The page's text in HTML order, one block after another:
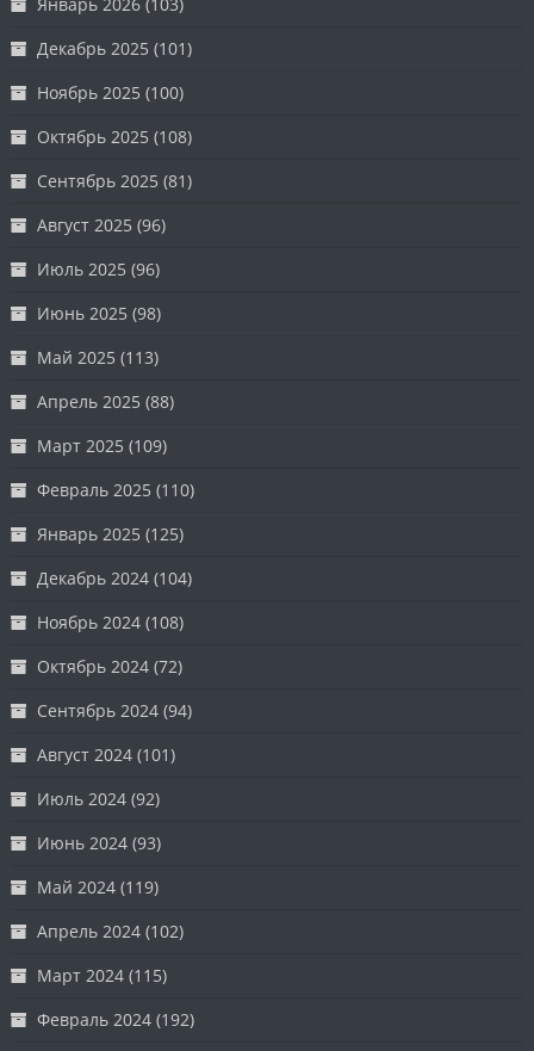
Январь 2026 (103)
Декабрь 2025 (101)
Ноябрь 2025 (100)
Октябрь 2025 (108)
Сентябрь 2025 (81)
Август 2025 (96)
Июль 2025 (96)
Июнь 2025 (98)
Май 2025 (113)
Апрель 2025 (88)
Март 2025 (109)
Февраль 2025 (110)
Январь 2025 (125)
Декабрь 2024 (104)
Ноябрь 2024 (108)
Октябрь 2024 (72)
Сентябрь 2024 (94)
Август 2024 (101)
Июль 2024 (92)
Июнь 2024 (93)
Май 2024 (119)
Апрель 2024 (102)
Март 2024 (115)
Февраль 2024 (192)